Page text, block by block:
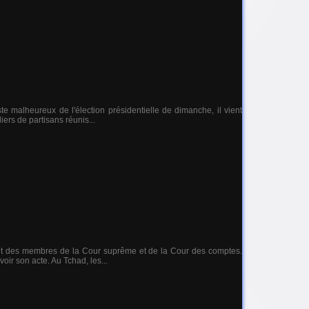
malheureux de l'élection présidentielle de dimanche, il vient
de partisans réunis...
membres de la Cour suprême et de la Cour des comptes.
son acte. Au Tchad, les...